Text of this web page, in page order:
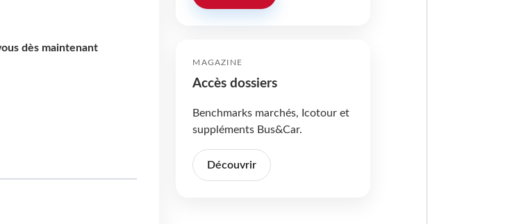
dès maintenant
MAGAZINE
Accès dossiers
Benchmarks marchés, Icotour et
suppléments Bus&Car.
Découvrir